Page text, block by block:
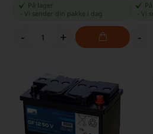
På lager
-Vi sender din pakke i dag
- +
Vi
-